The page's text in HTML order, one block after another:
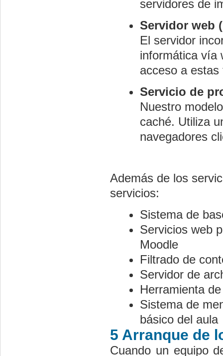
servidores de
Servidor web
El servidor
informática vía
acceso a estas
Servicio de
Nuestro
caché. Utiliza
navegadores
Además de los
servicios:
Sistema de
Servicios web
Moodle
Filtrado de
Servidor de
Herramienta
Sistema de
básico del aula
5 Arranque de
Cuando un equipo